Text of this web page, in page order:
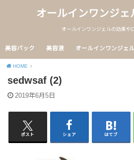
オールインワンジ
オールインワンジェルの効果や
美容パック 美容液 オールインワンジェル
HOME
sedwsaf (2)
2019年6月5日
ポスト シェア はてブ